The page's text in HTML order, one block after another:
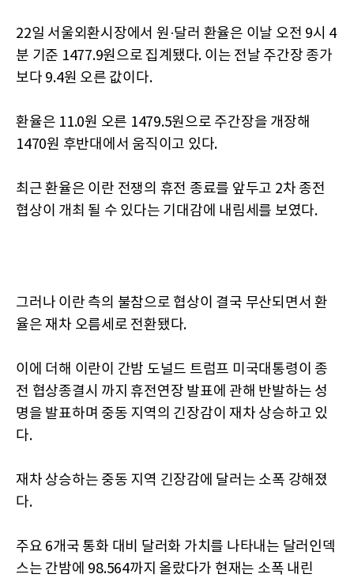
22일 서울외환시장에서 원·달러 환율은 이날 오전 9시 4
분 기준 1477.9원으로 집계됐다. 이는 전날 주간장 종가
보다 9.4원 오른 값이다.
환율은 11.0원 오른 1479.5원으로 주간장을 개장해
1470원 후반대에서 움직이고 있다.
최근 환율은 이란 전쟁의 휴전 종료를 앞두고 2차 종전
협상이 개최 될 수 있다는 기대감에 내림세를 보였다.
그러나 이란 측의 불참으로 협상이 결국 무산되면서 환
율은 재차 오름세로 전환됐다.
이에 더해 이란이 간밤 도널드 트럼프 미국대통령이 종
전 협상종결시 까지 휴전연장 발표에 관해 반발하는 성
명을 발표하며 중동 지역의 긴장감이 재차 상승하고 있
다.
재차 상승하는 중동 지역 긴장감에 달러는 소폭 강해졌
다.
주요 6개국 통화 대비 달러화 가치를 나타내는 달러인덱
스는 간밤에 98.564까지 올랐다가 현재는 소폭 내린